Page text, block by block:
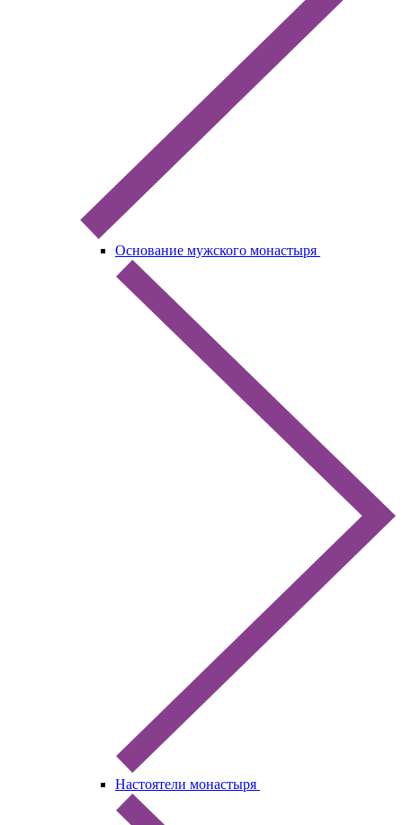
Основание мужского монастыря
Настоятели монастыря